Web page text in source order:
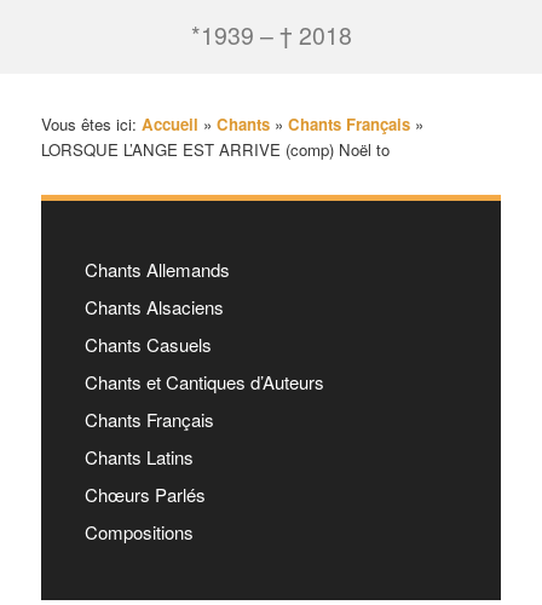
*1939 – † 2018
Vous êtes ici:Accueil »Chants »Chants Français »
LORSQUE L’ANGE EST ARRIVE (comp) Noël to
Chants Allemands
Chants Alsaciens
Chants Casuels
Chants et Cantiques d’Auteurs
Chants Français
Chants Latins
Chœurs Parlés
Compositions